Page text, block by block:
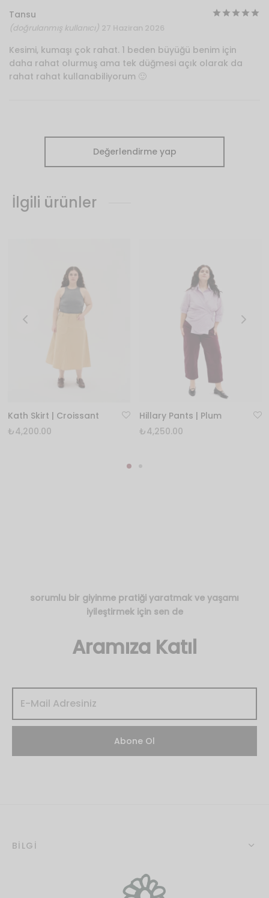
Tansu
(doğrulanmış kullanıcı) 27 Haziran 2026
Kesimi, kumaşı çok rahat. 1 beden büyüğü benim için
daha rahat olurmuş ama tek düğmesi açık olarak da
rahat rahat kullanabiliyorum 🙂
Değerlendirme yap
İlgili ürünler
Kath Skirt | Croissant
₺4,200.00
Hillary Pants | Plum
₺4,250.00
sorumlu bir giyinme pratiği yaratmak ve yaşamı
iyileştirmek için sen de
Aramıza Katıl
BİLGİ